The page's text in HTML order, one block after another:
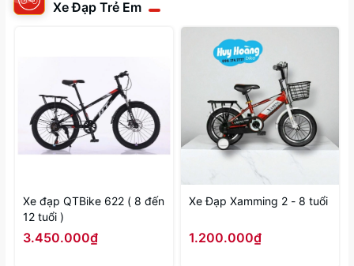
Xe Đạp Trẻ Em
Xe đạp QTBike 622 ( 8 đến
12 tuổi )
3.450.000₫
Xe Đạp Xamming 2 - 8 tuổi
1.200.000₫